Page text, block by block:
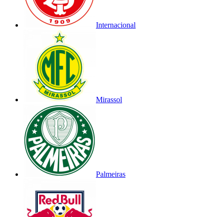
Internacional
Mirassol
Palmeiras